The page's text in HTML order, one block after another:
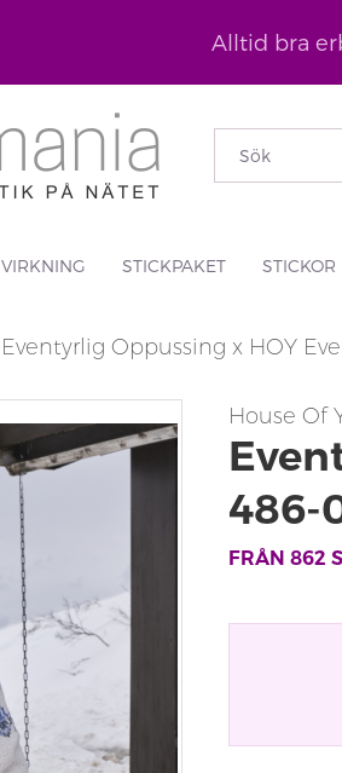
Alltid bra
VIRKNING STICKPAKET STICKOR
Eventyrlig Oppussing x HOY
House Of
486-
FRÅN 862